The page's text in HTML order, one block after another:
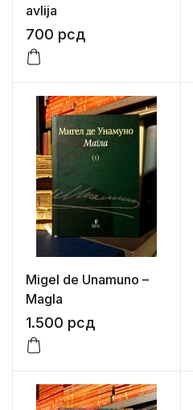
avlija
700 рсд
Migel de Unamuno –
Magla
1.500 рсд